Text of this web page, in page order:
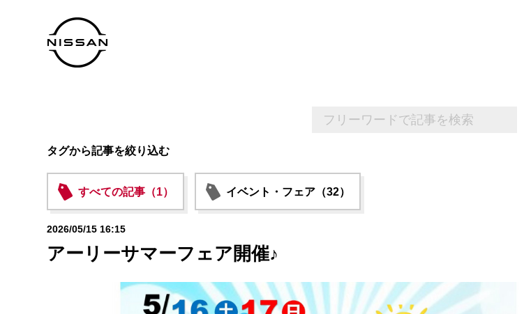
タグから記事を絞り込む
すべての記事（1） イベント・フェア（32）
2026/05/15 16:15
アーリーサマーフェア開催♪